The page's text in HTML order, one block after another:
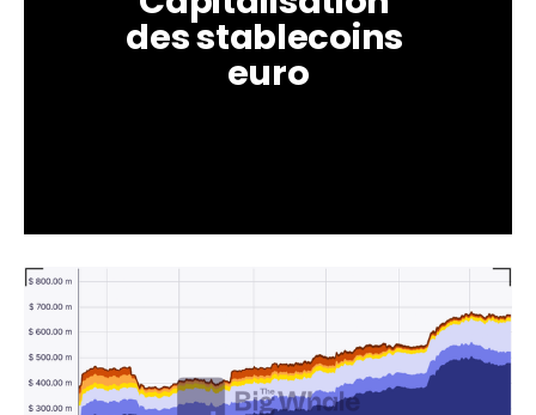
des stablecoins
euro